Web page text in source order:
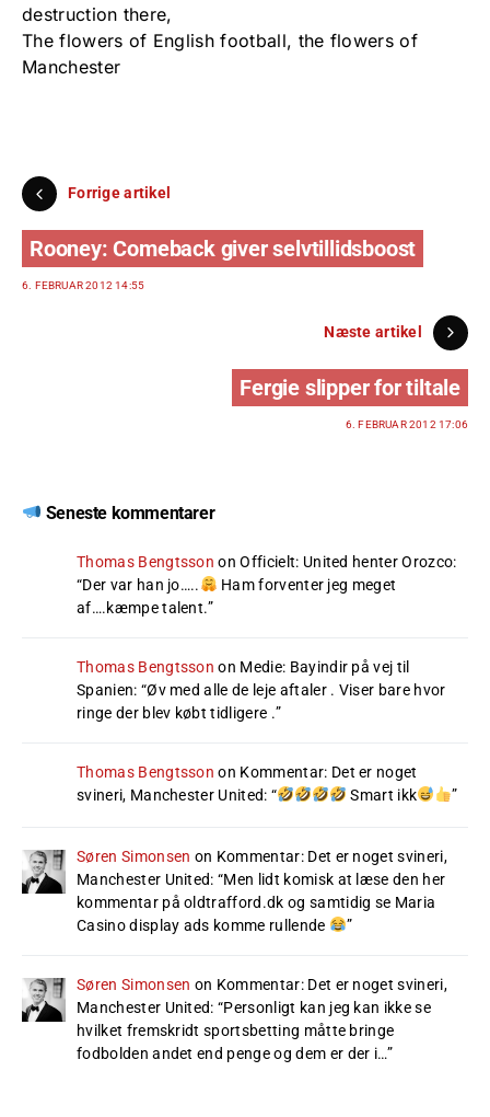
destruction there,
The flowers of English football, the flowers of
Manchester
Forrige artikel
Rooney: Comeback giver selvtillidsboost
6. FEBRUAR 2012 14:55
Næste artikel
Fergie slipper for tiltale
6. FEBRUAR 2012 17:06
Seneste kommentarer
Thomas Bengtsson onOfficielt: United henter Orozco:
“Der var han jo…..
Ham forventer jeg meget
af….kæmpe talent.”
Thomas Bengtsson on Medie: Bayindir på vej til
Spanien: “Øv med alle de leje aftaler . Viser bare hvor
ringe der blev købt tidligere .”
Thomas Bengtsson on Kommentar: Det er noget
svineri, Manchester United: “ Smart ikk ”
Søren Simonsen on Kommentar: Det er noget svineri,
Manchester United: “Men lidt komisk at læse den her
kommentar på oldtrafford.dk og samtidig se Maria
Casino display ads komme rullende
”
Søren Simonsen on Kommentar: Det er noget svineri,
Manchester United: “Personligt kan jeg kan ikke se
hvilket fremskridt sportsbetting måtte bringe
fodbolden andet end penge og dem er der i…”